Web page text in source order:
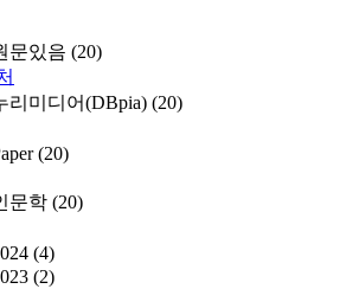
문있음 (20)
리미디어(DBpia) (20)
(20)
문학 (20)
(4)
(2)